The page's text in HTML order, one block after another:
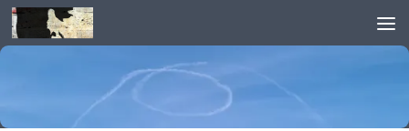
Skip to content